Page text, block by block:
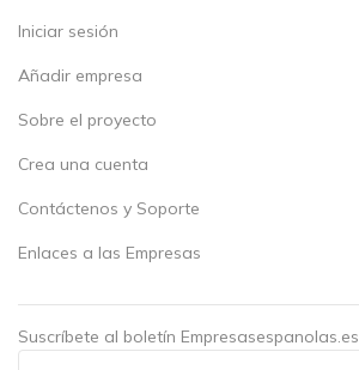
Iniciar sesión
Añadir empresa
Sobre el proyecto
Crea una cuenta
Contáctenos y Soporte
Enlaces a las Empresas
Suscríbete al boletín Empresasespanolas.es